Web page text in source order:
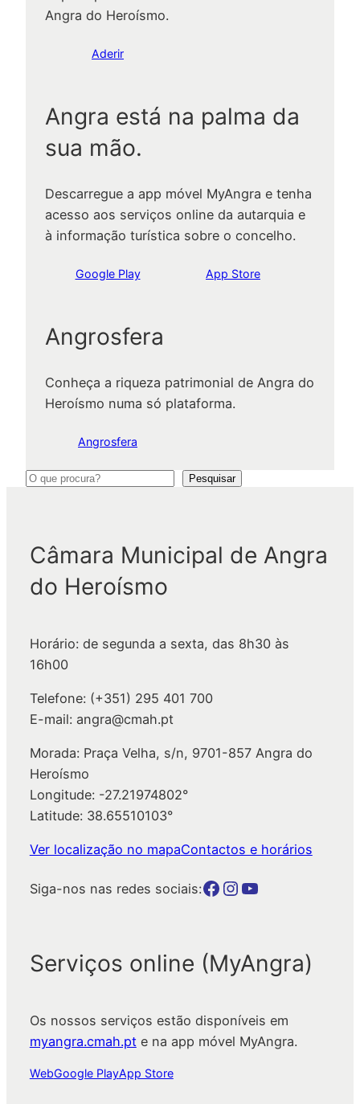
Angra do Heroísmo.
Aderir
Angra está na palma da
sua mão.
Descarregue a app móvel MyAngra e tenha
acesso aos serviços online da autarquia e
à informação turística sobre o concelho.
Google Play App Store
Angrosfera
Conheça a riqueza patrimonial de Angra do
Heroísmo numa só plataforma.
Angrosfera
P
u
Pesquisar
Câmara Municipal de Angra
do Heroísmo
Horário: de segunda a sexta, das 8h30 às
16h00
Telefone: (+351) 295 401 700
E-mail: angra@cmah.pt
Morada: Praça Velha, s/n, 9701-857 Angra do
Heroísmo
Longitude: -27.21974802°
Latitude: 38.65510103°
Ver localização no mapaContactos e horários
Siga-nos nas redes sociais:Botão para a página da autarquia no Facebook Botão para a página da autarquia no Instagram Botão para a página da autarquia no Youtube
Serviços online (MyAngra)
Os nossos serviços estão disponíveis em
myangra.cmah.pt e na app móvel MyAngra.
WebGoogle PlayApp Store